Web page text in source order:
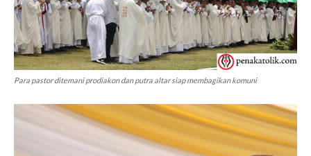
Para pastor ditemani prodiakon dan putra altar siap membagikan komuni